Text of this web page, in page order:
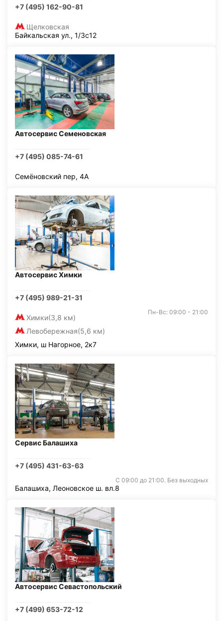
+7 (495) 162-90-81
Щелковская
Байкальская ул., 1/3с12
Автосервис Семеновская
+7 (495) 085-74-61
Семёновский пер, 4А
Автосервис Химки
+7 (495) 989-21-31
Химки(3,8 км)
Левобережная(5,6 км)
Пн-Вс: 09:00 - 21:00
Химки, ш Нагорное, 2к7
Сервис Балашиха
+7 (495) 431-63-63
С 09:00 до 21:00. Без выходных
Балашиха, Леоновское ш. вл.8
Автосервис Севастопольский
+7 (499) 653-72-12